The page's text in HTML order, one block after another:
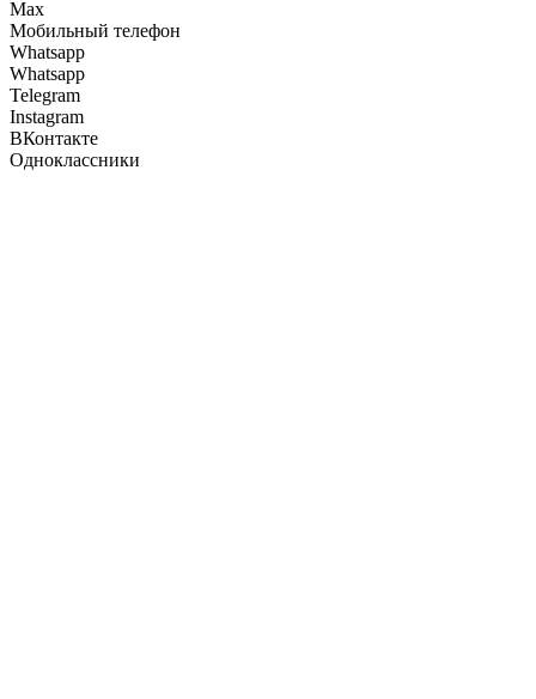
Max
Мобильный телефон
Whatsapp
Whatsapp
Telegram
Instagram
ВКонтакте
Одноклассники